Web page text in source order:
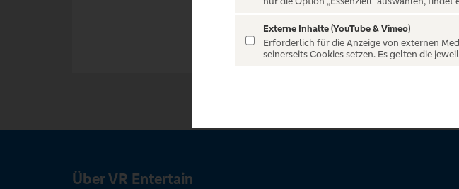
Über VR Entertain
Externe Inhalte (YouTube & Vimeo)
Erforderlich für die Anzeige von externen
seinerseits Cookies setzen. Es gelten die